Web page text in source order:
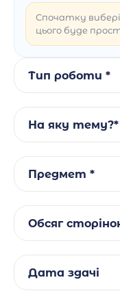
Спочатку
цього буде
Тип роботи *
На яку тему?*
Предмет *
Обсяг
Дата здачі